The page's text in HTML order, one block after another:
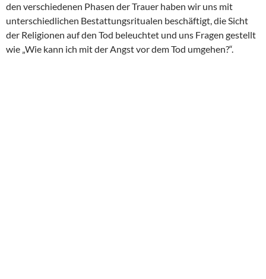
den verschiedenen Phasen der Trauer haben wir uns mit
unterschiedlichen Bestattungsritualen beschäftigt, die Sicht
der Religionen auf den Tod beleuchtet und uns Fragen gestellt
wie „Wie kann ich mit der Angst vor dem Tod umgehen?“.